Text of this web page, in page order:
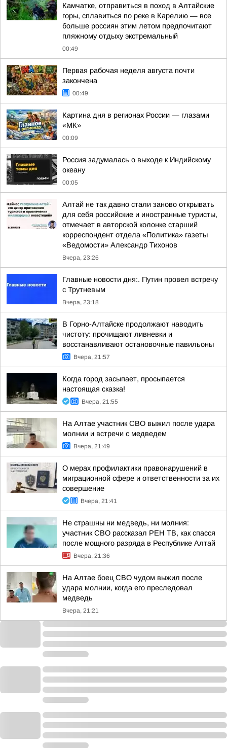
Камчатке, отправиться в поход в Алтайские
горы, сплавиться по реке в Карелию — все
больше россиян этим летом предпочитают
пляжному отдыху экстремальный
00:49
Первая рабочая неделя августа почти
закончена
00:49
Картина дня в регионах России — глазами
«МК»
00:09
Россия задумалась о выходе к Индийскому
океану
00:05
Алтай не так давно стали заново открывать
для себя российские и иностранные туристы,
отмечает в авторской колонке старший
корреспондент отдела «Политика» газеты
«Ведомости» Александр Тихонов
Вчера, 23:26
Главные новости дня:. Путин провел встречу
с Трутневым
Вчера, 23:18
В Горно-Алтайске продолжают наводить
чистоту: прочищают ливневки и
восстанавливают остановочные павильоны
Вчера, 21:57
Когда город засыпает, просыпается
настоящая сказка!
Вчера, 21:55
На Алтае участник СВО выжил после удара
молнии и встречи с медведем
Вчера, 21:49
О мерах профилактики правонарушений в
миграционной сфере и ответственности за их
совершение
Вчера, 21:41
Не страшны ни медведь, ни молния:
участник СВО рассказал РЕН ТВ, как спасся
после мощного разряда в Республике Алтай
Вчера, 21:36
На Алтае боец СВО чудом выжил после
удара молнии, когда его преследовал
медведь
Вчера, 21:21